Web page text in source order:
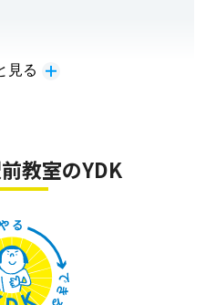
点数がアップした」と
すぎるけど対策できま
業回数を増やして対策
ます。
見る
教室のYDK